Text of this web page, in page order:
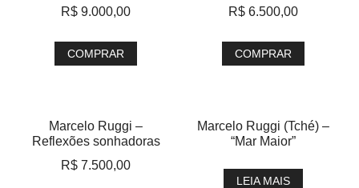
R$ 9.000,00
COMPRAR
R$ 6.500,00
COMPRAR
Marcelo Ruggi –
Reflexões sonhadoras
R$ 7.500,00
Marcelo Ruggi (Tché) –
“Mar Maior”
LEIA MAIS